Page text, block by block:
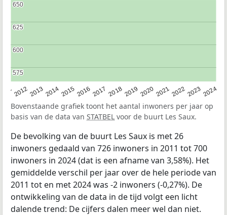
201220132014201520162017 20182019 20202021202220232024
575
575
600
600
625
625
650
650
Bovenstaande grafiek toont het aantal inwoners per jaar op
basis van de data van STATBEL voor de buurt Les Saux.
De bevolking van de buurt Les Saux is met 26
inwoners gedaald van 726 inwoners in 2011 tot 700
inwoners in 2024 (dat is een afname van 3,58%). Het
gemiddelde verschil per jaar over de hele periode van
2011 tot en met 2024 was -2 inwoners (-0,27%). De
ontwikkeling van de data in de tijd volgt een licht
dalende trend: De cijfers dalen meer wel dan niet.